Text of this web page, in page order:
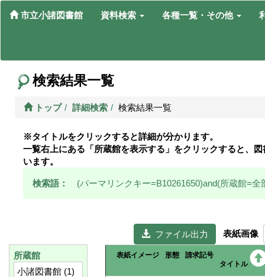
市立小諸図書館 資料検索 各種一覧・その他
検索結果一覧
トップ 詳細検索 検索結果一覧
※タイトルをクリックすると詳細が分かります。
一覧右上にある「所蔵館を表示する」をクリックすると、
います。
検索語： (パーマリンクキー=B10261650)and(所蔵館=
ファイル出力 表紙画像
所蔵館
小諸図書館 (1)
表紙イメージ 形態
請求記号
タイトル